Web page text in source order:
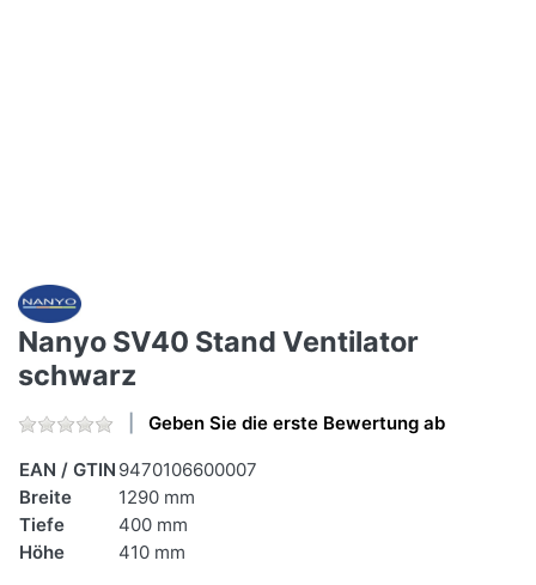
Nanyo SV40 Stand Ventilator
schwarz
Geben Sie die erste Bewertung ab
EAN / GTIN 9470106600007
Breite
1290 mm
Tiefe
400 mm
Höhe
410 mm